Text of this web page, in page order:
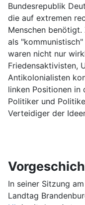
Bundesrepublik
die auf extremen
Menschen
als
waren nicht nur
Friedensaktivisten,
Antikolonialisten
linken Positionen in
Politiker und
Verteidiger der
In seiner Sitzung
Landtag